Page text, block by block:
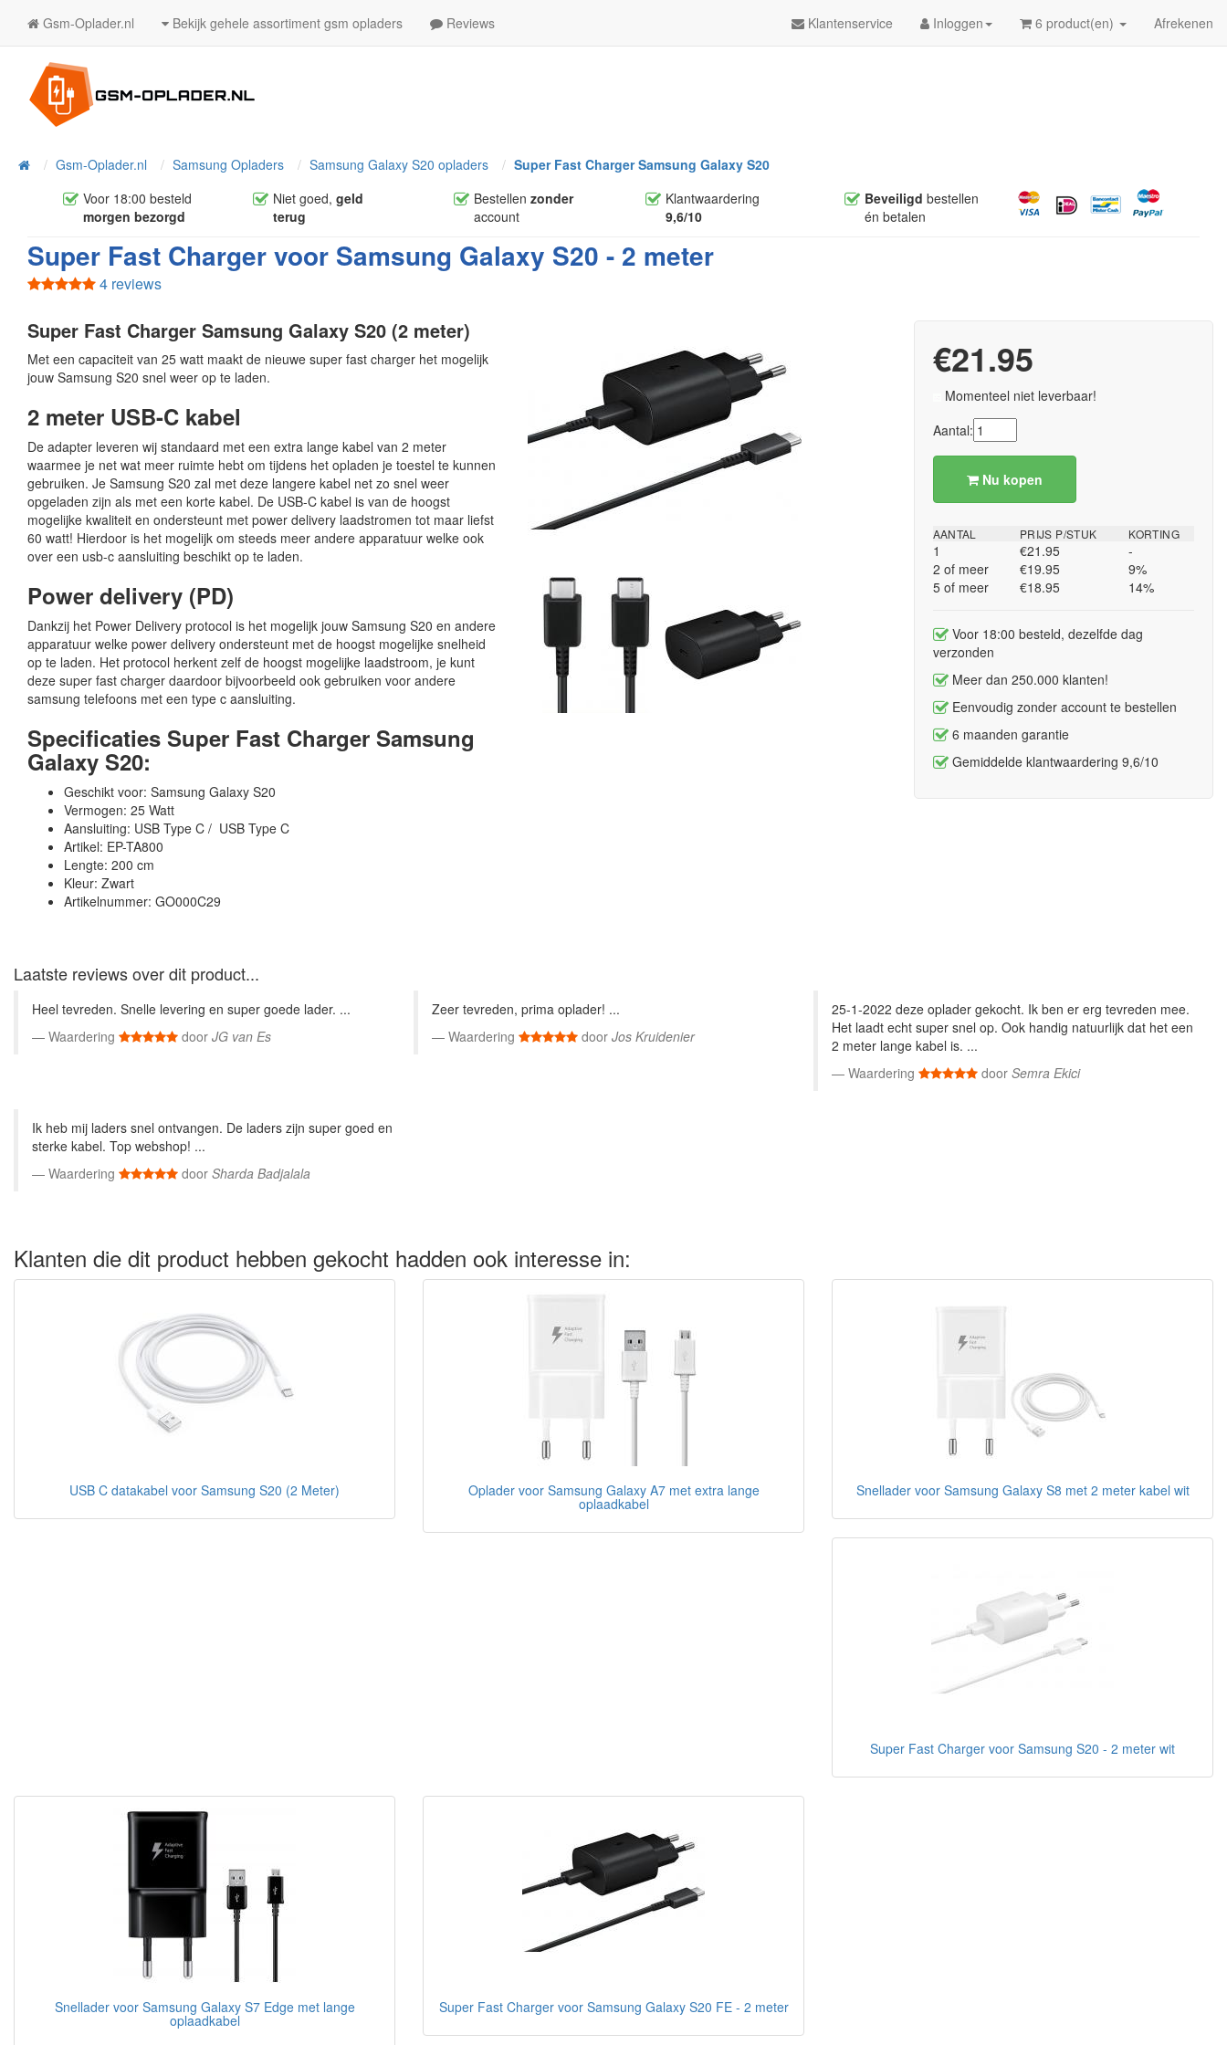
Gsm-Oplader.nl Bekijk gehele assortiment gsm opladers Reviews Klantenservice Inloggen 6 product(en) Afrekenen
HomeGsm-Oplader.nl Samsung Opladers Samsung Galaxy S20 opladers
Super Fast Charger Samsung Galaxy S20
Voor 18:00 besteld
morgen bezorgd
Niet goed,geld
terug
Bestellen zonder
account
Klantwaardering
9,6/10
Beveiligd bestellen
én betalen
Super Fast Charger voor Samsung Galaxy S20 - 2 meter
4 reviews
€21.95
Momenteel niet leverbaar!
Aantal:
Nu kopen
AANTAL
1
2 of meer
5 of meer
PRIJS P/STUK
€21.95
€19.95
€18.95
KORTING
-
9%
14%
Voor 18:00 besteld, dezelfde dag
verzonden
Meer dan 250.000 klanten!
Eenvoudig zonder account te bestellen
6 maanden garantie
Gemiddelde klantwaardering 9,6/10
Super Fast Charger Samsung Galaxy S20 (2 meter)
Met een capaciteit van 25 watt maakt de nieuwe super fast charger het mogelijk
jouw Samsung S20 snel weer op te laden.
2 meter USB-C kabel
De adapter leveren wij standaard met een extra lange kabel van 2 meter
waarmee je net wat meer ruimte hebt om tijdens het opladen je toestel te kunnen
gebruiken. Je Samsung S20 zal met deze langere kabel net zo snel weer
opgeladen zijn als met een korte kabel. De USB-C kabel is van de hoogst
mogelijke kwaliteit en ondersteunt met power delivery laadstromen tot maar liefst
60 watt! Hierdoor is het mogelijk om steeds meer andere apparatuur welke ook
over een usb-c aansluiting beschikt op te laden.
Power delivery (PD)
Dankzij het Power Delivery protocol is het mogelijk jouw Samsung S20 en andere
apparatuur welke power delivery ondersteunt met de hoogst mogelijke snelheid
op te laden. Het protocol herkent zelf de hoogst mogelijke laadstroom, je kunt
deze super fast charger daardoor bijvoorbeeld ook gebruiken voor andere
samsung telefoons met een type c aansluiting.
Specificaties Super Fast Charger Samsung
Galaxy S20:
Geschikt voor: Samsung Galaxy S20
Vermogen: 25 Watt
Aansluiting: USB Type C / USB Type C
Artikel: EP-TA800
Lengte: 200 cm
Kleur: Zwart
Artikelnummer: GO000C29
Laatste reviews over dit product...
Heel tevreden. Snelle levering en super goede lader. ...
Waardering
door JG van Es
Zeer tevreden, prima oplader! ...
Waardering
door Jos Kruidenier
25-1-2022 deze oplader gekocht. Ik ben er erg tevreden mee.
Het laadt echt super snel op. Ook handig natuurlijk dat het een
2 meter lange kabel is. ...
Waardering
door Semra Ekici
Ik heb mij laders snel ontvangen. De laders zijn super goed en
sterke kabel. Top webshop! ...
Waardering
door Sharda Badjalala
Klanten die dit product hebben gekocht hadden ook interesse in:
USB C datakabel voor Samsung S20 (2 Meter) Oplader voor Samsung Galaxy A7 met extra lange
oplaadkabel
Snellader voor Samsung Galaxy S8 met 2 meter kabel wit
Super Fast Charger voor Samsung S20 - 2 meter wit
Snellader voor Samsung Galaxy S7 Edge met lange
oplaadkabel
Super Fast Charger voor Samsung Galaxy S20 FE - 2 meter